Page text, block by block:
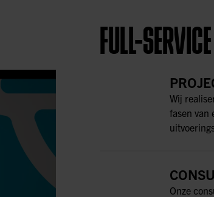
FULL-
Wij
fasen van
Onze